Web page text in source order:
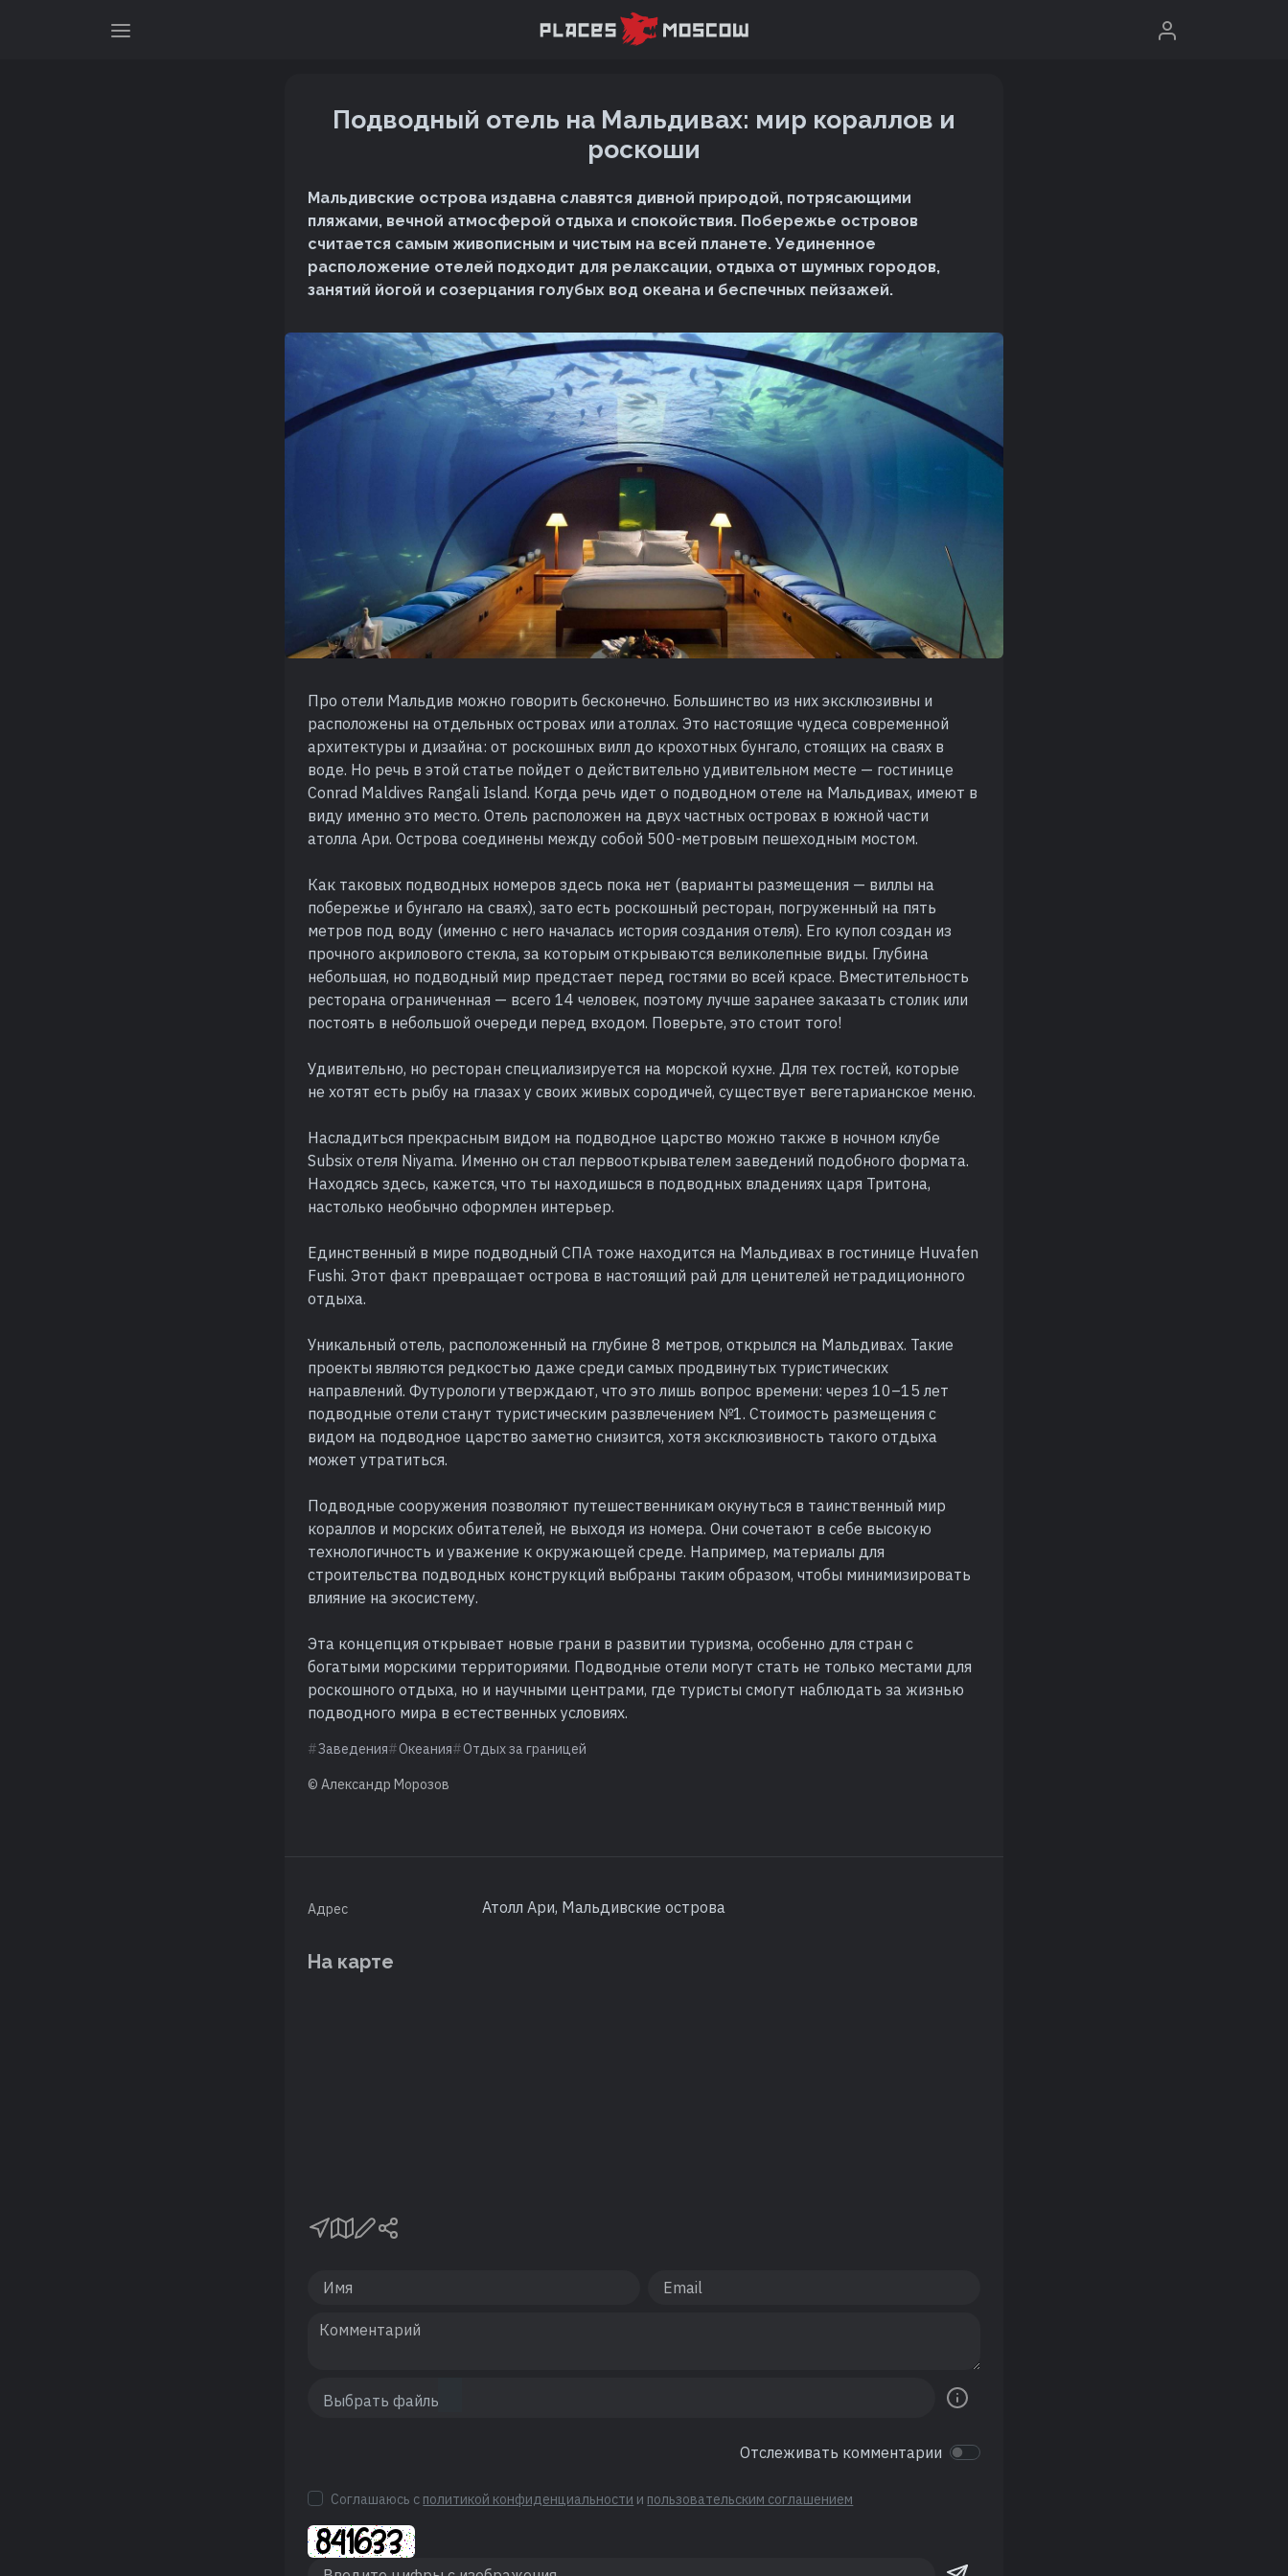
Подводный отель на Мальдивах: мир кораллов и
роскоши
Мальдивские острова издавна славятся дивной природой, потрясающими
пляжами, вечной атмосферой отдыха и спокойствия. Побережье островов
считается самым живописным и чистым на всей планете. Уединенное
расположение отелей подходит для релаксации, отдыха от шумных городов,
занятий йогой и созерцания голубых вод океана и беспечных пейзажей.
Про отели Мальдив можно говорить бесконечно. Большинство из них эксклюзивны и
расположены на отдельных островах или атоллах. Это настоящие чудеса современной
архитектуры и дизайна: от роскошных вилл до крохотных бунгало, стоящих на сваях в
воде. Но речь в этой статье пойдет о действительно удивительном месте — гостинице
Conrad Maldives Rangali Island. Когда речь идет о подводном отеле на Мальдивах, имеют в
виду именно это место. Отель расположен на двух частных островах в южной части
атолла Ари. Острова соединены между собой 500-метровым пешеходным мостом.
Как таковых подводных номеров здесь пока нет (варианты размещения — виллы на
побережье и бунгало на сваях), зато есть роскошный ресторан, погруженный на пять
метров под воду (именно с него началась история создания отеля). Его купол создан из
прочного акрилового стекла, за которым открываются великолепные виды. Глубина
небольшая, но подводный мир предстает перед гостями во всей красе. Вместительность
ресторана ограниченная — всего 14 человек, поэтому лучше заранее заказать столик или
постоять в небольшой очереди перед входом. Поверьте, это стоит того!
Удивительно, но ресторан специализируется на морской кухне. Для тех гостей, которые
не хотят есть рыбу на глазах у своих живых сородичей, существует вегетарианское меню.
Насладиться прекрасным видом на подводное царство можно также в ночном клубе
Subsix отеля Niyama. Именно он стал первооткрывателем заведений подобного формата.
Находясь здесь, кажется, что ты находишься в подводных владениях царя Тритона,
настолько необычно оформлен интерьер.
Единственный в мире подводный СПА тоже находится на Мальдивах в гостинице Huvafen
Fushi. Этот факт превращает острова в настоящий рай для ценителей нетрадиционного
отдыха.
Уникальный отель, расположенный на глубине 8 метров, открылся на Мальдивах. Такие
проекты являются редкостью даже среди самых продвинутых туристических
направлений. Футурологи утверждают, что это лишь вопрос времени: через 10–15 лет
подводные отели станут туристическим развлечением №1. Стоимость размещения с
видом на подводное царство заметно снизится, хотя эксклюзивность такого отдыха
может утратиться.
Подводные сооружения позволяют путешественникам окунуться в таинственный мир
кораллов и морских обитателей, не выходя из номера. Они сочетают в себе высокую
технологичность и уважение к окружающей среде. Например, материалы для
строительства подводных конструкций выбраны таким образом, чтобы минимизировать
влияние на экосистему.
Эта концепция открывает новые грани в развитии туризма, особенно для стран с
богатыми морскими территориями. Подводные отели могут стать не только местами для
роскошного отдыха, но и научными центрами, где туристы смогут наблюдать за жизнью
подводного мира в естественных условиях.
Заведения Океания Отдых за границей
© Александр Морозов
Адрес Атолл Ари, Мальдивские острова
На карте
Отслеживать комментарии
Соглашаюсь с политикой конфиденциальности и пользовательским соглашением